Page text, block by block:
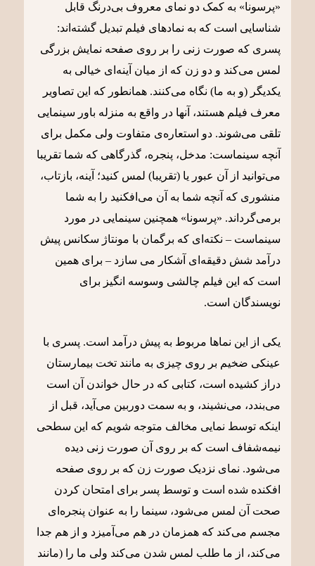
«پرسونا» به کمک دو نمای معروف بی‌درنگ قابل
شناسایی است که به نمادهای فیلم تبدیل گشته‌اند:
پسری که صورت زنی را بر روی صفحه نمایش بزرگی
لمس می‌کند و دو زن که از میان آینه‌ای خیالی به
یکدیگر (و به ما) نگاه می‌کنند. همانطور که این تصاویر
معرف فیلم هستند، آنها در واقع به منزله باور سینمایی
تلقی می‌شوند. دو استعاره‌ی متفاوت ولی مکمل برای
آنچه سینماست: مدخل، پنجره، گذرگاهی که شما تقریبا
می‌توانید از آن عبور یا (تقریبا) لمس کنید؛ آینه، بازتاب،
منشوری که آنچه شما به آن می‌افکنید را به شما
برمی‌گرداند. «پرسونا» همچنین سینمایی در مورد
سینماست – نکته‌ای که برگمان با مونتاژ سکانس پیش
درآمد شش دقیقه‌ای آشکار می سازد – برای همین
است که این فیلم چالشی وسوسه انگیز برای
نویسندگان است.
یکی از این نماها مربوط به پیش درآمد است. پسری با
عینکی ضخیم بر روی چیزی به مانند تخت بیمارستان
دراز کشیده است، کتابی که در حال خواندن آن است
می‌بندد، می‌نشیند، و به سمت دوربین می‌آید، قبل از
اینکه توسط نمایی مخالف متوجه شویم که این سطحی
نیمه‌شفاف است که بر روی آن صورت زنی دیده
می‌شود. نمای نزدیک صورت زن که بر روی صفحه
افکنده شده است و توسط پسر برای امتحان کردن
صحت آن لمس می‌شود، سینما را به عنوان پنجره‌ای
مجسم می‌کند که همزمان در هم می‌آمیزد و از هم جدا
می‌کند، از ما طلب لمس شدن می‌کند ولی ما را (مانند